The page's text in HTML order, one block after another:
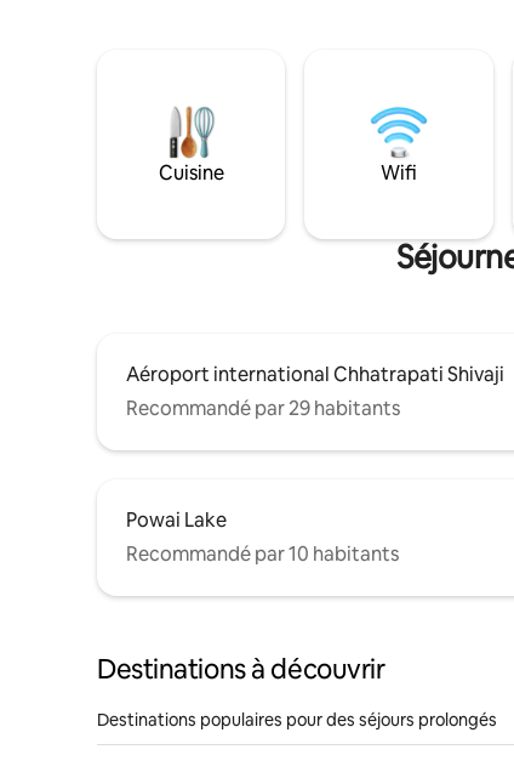
Cuisine Wifi
Aéroport international Chhatrapati Shivaji
Recommandé par 29 habitants
Powai Lake
Recommandé par 10 habitants
Destinations à découvrir
Destinations populaires pour des séjours prolongés